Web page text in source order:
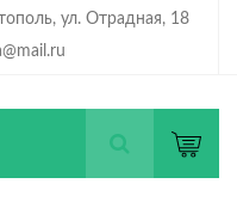
ул. Отрадная, 18